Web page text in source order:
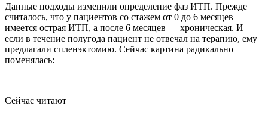
Данные подходы изменили определение фаз ИТП. Прежде
считалось, что у пациентов со стажем от 0 до 6 месяцев
имеется острая ИТП, а после 6 месяцев — хроническая. И
если в течение полугода пациент не отвечал на терапию, ему
предлагали спленэктомию. Сейчас картина радикально
поменялась:
Сейчас читают